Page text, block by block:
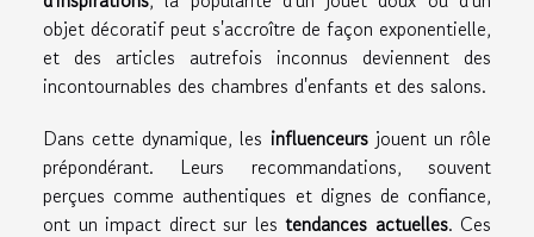
objet décoratif peut s'accroître de façon exponentielle,
et des articles autrefois inconnus deviennent des
incontournables des chambres d'enfants et des salons.
Dans cette dynamique, les influenceursjouent un rôle
prépondérant. Leurs recommandations, souvent
perçues comme authentiques et dignes de confiance,
ont un impact direct sur les tendances actuelles. Ces